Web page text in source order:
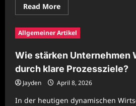
Read MoreRead
more
Wie
fördern
Unternehmen
Klarheit
in
Prozessabläufen?
Allgemeiner Artikel
Wie stärken Unternehmen
durch klare Prozessziele?
Jayden April 8, 2026
In der heutigen dynamischen